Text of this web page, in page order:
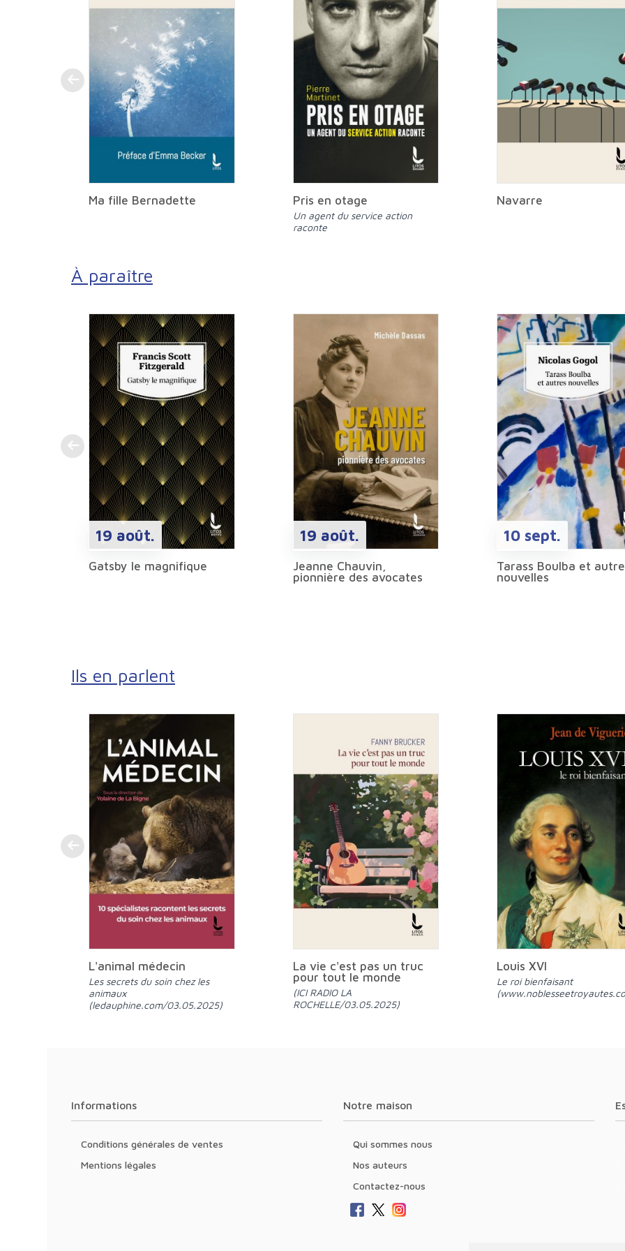
Ma fille Bernadette Pris en otage
Un agent du service action
raconte
Navarre
À paraître
19 août.
Gatsby le magnifique
19 août.
Jeanne Chauvin,
pionnière des avocates
10 sept.
Tarass Boulba et
nouvelles
Ils en parlent
L'animal médecin
Les secrets du soin chez les
animaux
(ledauphine.com/03.05.2025)
La vie c'est pas un truc
pour tout le monde
(ICI RADIO LA
ROCHELLE/03.05.2025)
Louis XVI
Le roi bienfaisant
Informations
Conditions générales de ventes
Mentions légales
Notre maison
Qui sommes nous
Nos auteurs
Contactez-nous